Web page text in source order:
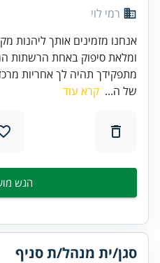
רמי לוי
אנחנו מזמינים אותך ליהנות
ומלאת סיפוק באחת הרשתות
מתפקידך תהיה לך אחריות
של ה... קרא עוד
הגש
סגן/ית מנהל/ת סניף